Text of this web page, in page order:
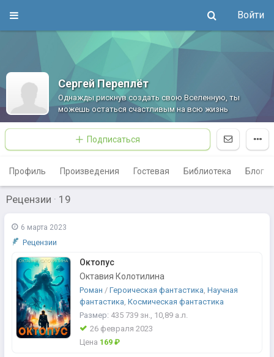
Войти
Сергей Переплёт
Однажды рискнув создать свою Вселенную, ты
можешь остаться счастливым на всю жизнь
Подписаться
Профиль Произведения Гостевая Библиотека Блог
Рецензии · 19
6 марта 2023
Рецензии
Октопус
Октавия Колотилина
Роман / Героическая фантастика, Научная
фантастика, Космическая фантастика
Размер: 435 739 зн., 10,89 а.л.
26 февраля 2023
Цена 169 ₽